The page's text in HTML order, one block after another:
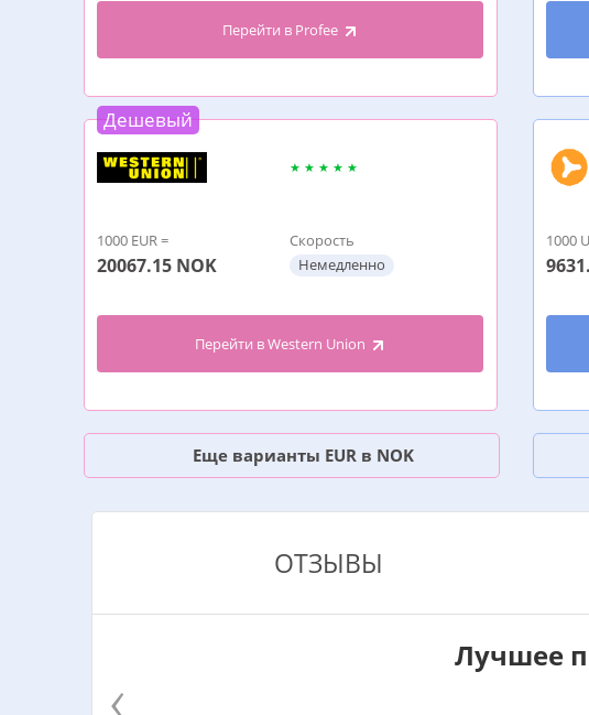
Перейти в Profee
Дешевый
1000 EUR =
20067.15 NOK
Скорость
Немедленно
Перейти в Western Union
Еще варианты EUR в NOK
1000
ОТЗЫВЫ
Лучшее